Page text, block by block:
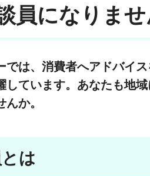
員になりま
では、消費者へアドバイ
しています。あなたも地
か。
は